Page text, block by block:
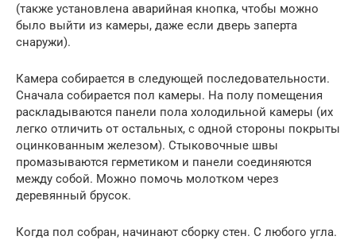
(также установлена аварийная кнопка, чтобы можно
было выйти из камеры, даже если дверь заперта
снаружи).
Камера собирается в следующей последовательности.
Сначала собирается пол камеры. На полу помещения
раскладываются панели пола холодильной камеры (их
легко отличить от остальных, с одной стороны покрыты
оцинкованным железом). Стыковочные швы
промазываются герметиком и панели соединяются
между собой. Можно помочь молотком через
деревянный брусок.
Когда пол собран, начинают сборку стен. С любого угла.